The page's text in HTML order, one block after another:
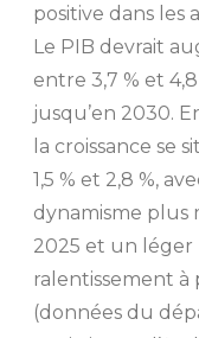
positive dans les
Le PIB devrait
entre 3,7 % et
jusqu’en 2030.
la croissance se
1,5 % et 2,8 %,
dynamisme plus
2025 et un léger
ralentissement à
(données du